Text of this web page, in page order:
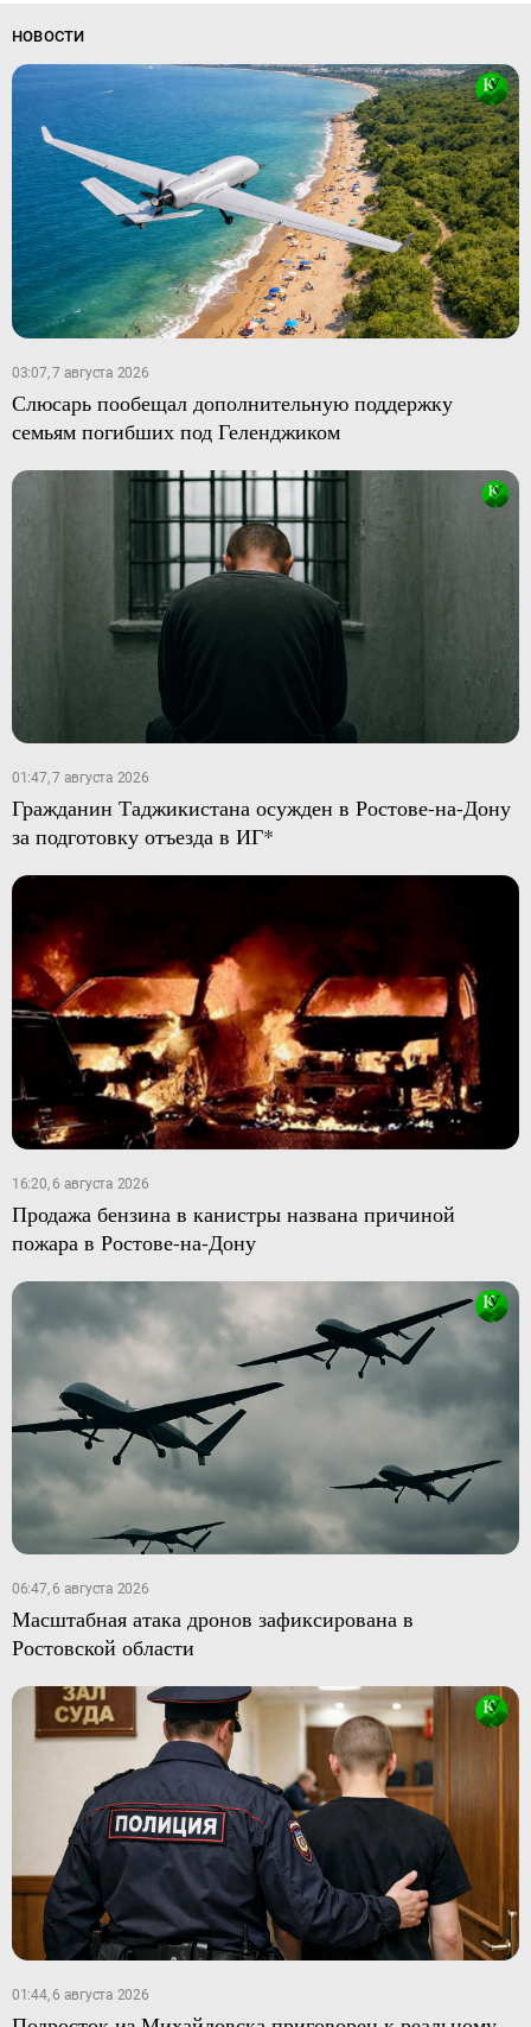
НОВОСТИ
03:07, 7 августа 2026
Слюсарь пообещал дополнительную поддержку
семьям погибших под Геленджиком
01:47, 7 августа 2026
Гражданин Таджикистана осужден в Ростове-на-Дону
за подготовку отъезда в ИГ*
16:20, 6 августа 2026
Продажа бензина в канистры названа причиной
пожара в Ростове-на-Дону
06:47, 6 августа 2026
Масштабная атака дронов зафиксирована в
Ростовской области
01:44, 6 августа 2026